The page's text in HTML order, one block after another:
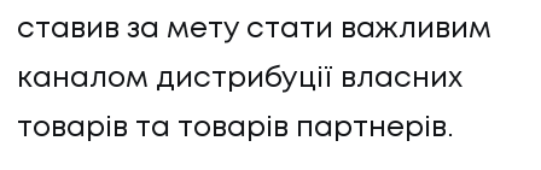
ставив за мету стати важливим
каналом дистрибуції власних
товарів та товарів партнерів.